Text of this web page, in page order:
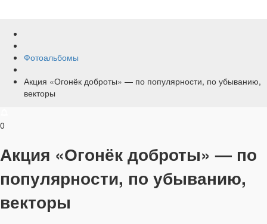
Фотоальбомы
Акция «Огонёк доброты» — по популярности, по убыванию,
векторы
0
Акция «Огонёк доброты» — по
популярности, по убыванию,
векторы